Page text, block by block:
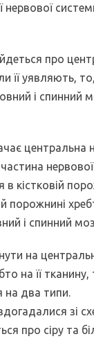
нервової
про
її уявляють,
і спинний
центральна
в кістковій
порожнині
і спинний
на
на її
на два типи.
зі
про сіру та